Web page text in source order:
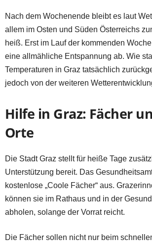
Nach dem Wochenende bleibt es laut
allem im Osten und Süden Österreichs
heiß. Erst im Lauf der kommenden
eine allmähliche Entspannung ab. Wie
Temperaturen in Graz tatsächlich
jedoch von der weiteren
Hilfe in Graz: Fächer
Orte
Die Stadt Graz stellt für heiße Tage
Unterstützung bereit. Das
kostenlose „Coole Fächer“ aus.
können sie im Rathaus und in der
abholen, solange der Vorrat reicht.
Die Fächer sollen nicht nur beim